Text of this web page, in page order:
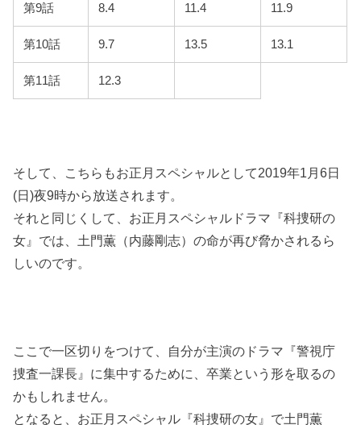
第9話 8.4 11.4 11.9
第10話 9.7 13.5 13.1
第11話 12.3
そして、こちらもお正月スペシャルとして2019年1月6日
(日)夜9時から放送されます。
それと同じくして、お正月スペシャルドラマ『科捜研の
女』では 、土門薫（内藤剛志）の命が再び脅かされるら
しいのです。
ここで一区切りをつけて、自分が主演のドラマ『警視庁
捜査一課長』に集中するために、卒業という形を取るの
かもしれません。
となると、お正月スペシャル『科捜研の女』で土門薫